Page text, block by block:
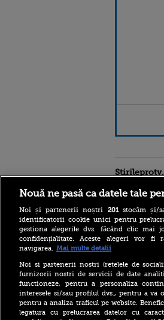
meteo
sus prețurile
FAO
maxim al
Condiții greu
pentru
Nouă ne pasă ca datele tale
Noi și partenerii noștri 201stocăm și/
identificatorii cookie unici pentru
gestiona alegerile dvs. făcând clic mai
confidențialitate. Aceste alegeri vor
navigarea. Mai multe detalii
Noi si partenerii nostri (retelele de
furnizorii nostri de servicii de date
functioneze, pentru a personaliza
interesele si/sau profilul dvs., pentru a va
pentru a analiza traficul pe website.
legatura cu prelucrarea datelor cu